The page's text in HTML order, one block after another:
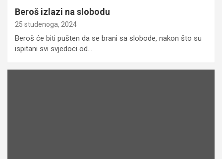
Beroš izlazi na slobodu
25 studenoga, 2024
Beroš će biti pušten da se brani sa slobode, nakon što su
ispitani svi svjedoci od…